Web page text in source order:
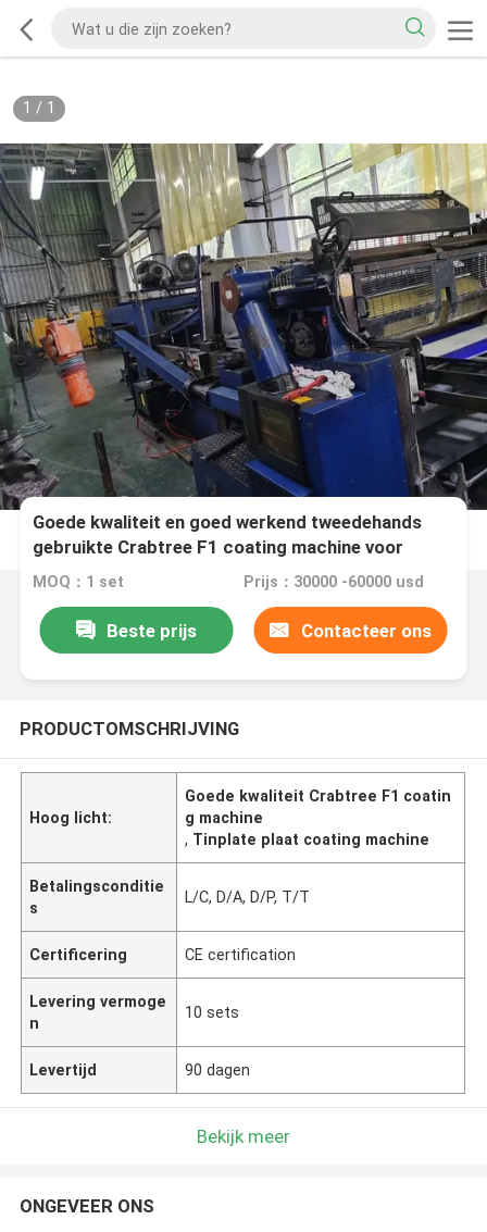
1 / 1
Goede kwaliteit en goed werkend tweedehands
gebruikte Crabtree F1 coating machine voor
tinplate
MOQ：1 set Prijs：30000 -60000 usd
Beste prijs Contacteer ons
PRODUCTOMSCHRIJVING
Hoog licht:
Goede kwaliteit Crabtree F1 coatin
g machine
, Tinplate plaat coating machine
Betalingsconditie
s
L/C, D/A, D/P, T/T
Certificering CE certification
Levering vermoge
n
10 sets
Levertijd 90 dagen
Bekijk meer
ONGEVEER ONS